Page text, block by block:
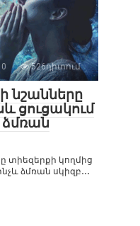
0 526դիտում
նշանները
ցուցակում
ձմռան
տիեզերքի կողմից
ձմռան սկիզբ․․․